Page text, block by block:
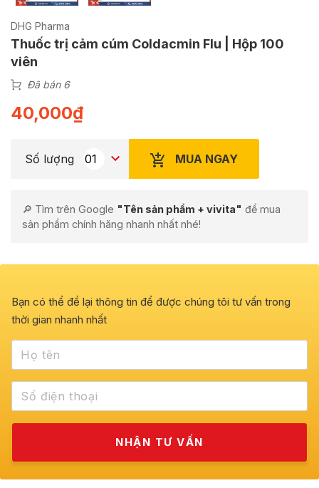
DHG Pharma
Thuốc trị cảm cúm Coldacmin Flu | Hộp 100
viên
Đã bán 6
40,000₫
Số lượng MUA NGAY
🔎 Tìm trên Google "Tên sản phẩm + vivita" để mua
sản phẩm chính hãng nhanh nhất nhé!
Bạn có thể để lại thông tin để được chúng tôi tư vấn trong
thời gian nhanh nhất